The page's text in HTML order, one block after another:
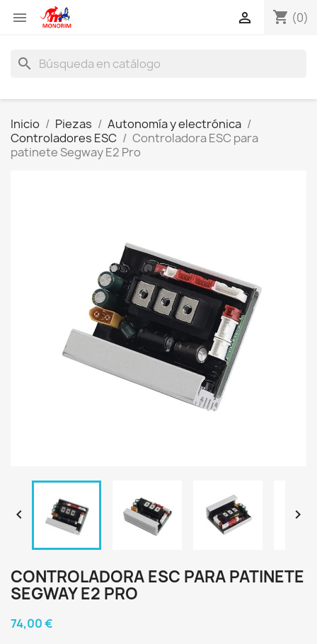
 shopping_cart (0)

search
Inicio Piezas
Autonomía y electrónica
Controladores ESC
Controladora ESC para
patinete Segway E2 Pro
 
CONTROLADORA ESC PARA PATINETE
SEGWAY E2 PRO
74,00 €